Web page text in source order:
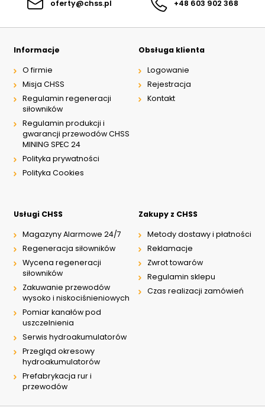
oferty@chss.pl +48 603 902 368
Informacje
O firmie
Misja CHSS
Regulamin regeneracji
siłowników
Regulamin produkcji i
gwarancji przewodów CHSS
MINING SPEC 24
Polityka prywatności
Polityka Cookies
Obsługa klienta
Logowanie
Rejestracja
Kontakt
Usługi CHSS
Magazyny Alarmowe 24/7
Regeneracja siłowników
Wycena regeneracji
siłowników
Zakuwanie przewodów
wysoko i niskociśnieniowych
Pomiar kanałów pod
uszczelnienia
Serwis hydroakumulatorów
Przegląd okresowy
hydroakumulatorów
Prefabrykacja rur i
przewodów
Zakupy z CHSS
Metody dostawy i płatności
Reklamacje
Zwrot towarów
Regulamin sklepu
Czas realizacji zamówień